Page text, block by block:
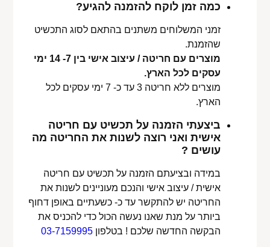
כמה זמן לוקח להזמנה להגיע?
זמני המשלוחים משתנים בהתאם לסוג התכשיט
שהזמנת.
מוצרים עם חריטה / עיצוב אישי בין 7- 14 ימי
עסקים לכל הארץ.
מוצרים ללא חריטה 3 עד כ- 7 ימי עסקים לכל
הארץ.
ביצעתי הזמנה על תכשיט עם חריטה
אישית ואני רוצה לשנות את החריטה מה
עושים ?
במידה ובציעתם הזמנה על תכשיט עם חריטה
אישית / עיצוב אישי והנכם מעוניינים לשנות את
החריטה יש להתקשר עד כ- כשעתיים באופן דחוף
ביותר על מנת שאנו נעשה הכול כדי להכניס את
הבקשה החדשה שלכם ! בטלפון03-7159995